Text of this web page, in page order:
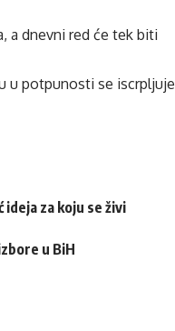
a dnevni red će tek biti
u potpunosti se iscrpljuje
ideja za koju se živi
u BiH